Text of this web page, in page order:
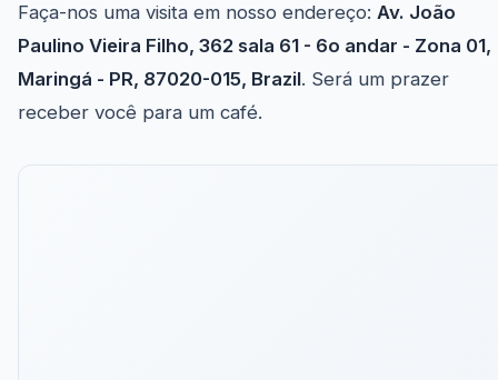
Faça-nos uma visita em nosso endereço: Av. João
Paulino Vieira Filho, 362 sala 61 - 6o andar - Zona 01,
Maringá - PR, 87020-015, Brazil. Será um prazer
receber você para um café.